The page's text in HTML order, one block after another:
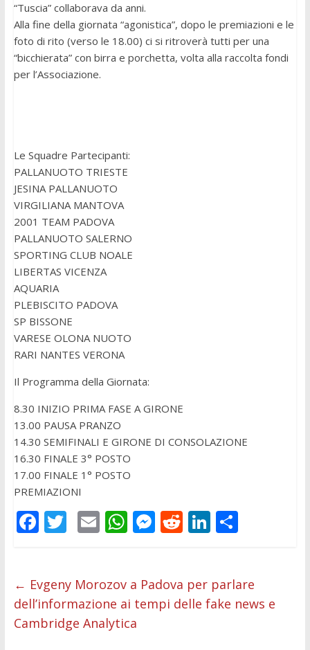
“Tuscia” collaborava da anni.
Alla fine della giornata “agonistica”, dopo le premiazioni e le
foto di rito (verso le 18.00) ci si ritroverà tutti per una
“bicchierata” con birra e porchetta, volta alla raccolta fondi
per l’Associazione.
Le Squadre Partecipanti:
PALLANUOTO TRIESTE
JESINA PALLANUOTO
VIRGILIANA MANTOVA
2001 TEAM PADOVA
PALLANUOTO SALERNO
SPORTING CLUB NOALE
LIBERTAS VICENZA
AQUARIA
PLEBISCITO PADOVA
SP BISSONE
VARESE OLONA NUOTO
RARI NANTES VERONA
Il Programma della Giornata:
8.30 INIZIO PRIMA FASE A GIRONE
13.00 PAUSA PRANZO
14.30 SEMIFINALI E GIRONE DI CONSOLAZIONE
16.30 FINALE 3° POSTO
17.00 FINALE 1° POSTO
PREMIAZIONI
F
b
o
o
T
er
E
l
W
s
A
p
M
e
n
R
di
t
Li
e
dI
C
di
vi
← Evgeny Morozov a Padova per parlare
dell’informazione ai tempi delle fake news e
Cambridge Analytica